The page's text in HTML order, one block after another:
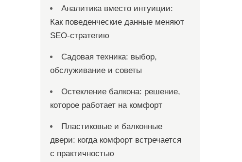
Аналитика вместо интуиции:
Как поведенческие данные меняют
SEO-стратегию
Садовая техника: выбор,
обслуживание и советы
Остекление балкона: решение,
которое работает на комфорт
Пластиковые и балконные
двери: когда комфорт встречается
с практичностью